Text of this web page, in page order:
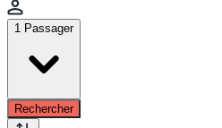
1 Passager
Rechercher